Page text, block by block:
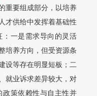
重要组成部分，以培养
才供给中发挥着基础性
一是需求导向的灵活
培养方向，但受资源条
设等存在明显短板；二
就业诉求差异较大，对
策依赖性与自主性并